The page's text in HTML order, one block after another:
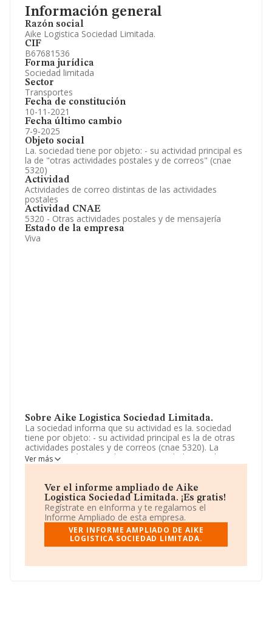
Información general
Razón social
Aike Logistica Sociedad Limitada.
CIF
B67681536
Forma jurídica
Sociedad limitada
Sector
Transportes
Fecha de constitución
10-11-2021
Fecha último cambio
7-9-2025
Objeto social
La. sociedad tiene por objeto: - su actividad principal es
la de "otras actividades postales y de correos" (cnae
5320)
Actividad
Actividades de correo distintas de las actividades
postales
Actividad CNAE
5320 - Otras actividades postales y de mensajería
Estado de la empresa
Viva
Sobre Aike Logistica Sociedad Limitada.
La sociedad informa que su actividad es la. sociedad
tiene por objeto: - su actividad principal es la de otras
actividades postales y de correos (cnae 5320). La
empresa está registrada como Sociedad Limitada. Su
actividad CNAE es 'Otras actividades postales y de
importación y/o exportación.
Ha tenido el mismo número de empleados y según los
datos a disposición de INFORMA, ha tenido un número
de empleados por debajo de la media de sector.
Respecto a la posición de la empresa según los niveles
facilita la siguiente información: en 2024 la empresa ha
Ver más
Ver el informe ampliado de Aike
Logistica Sociedad Limitada. ¡Es gratis!
Regístrate en eInforma y te regalamos el
Informe Ampliado de esta empresa.
VER INFORME AMPLIADO DE AIKE
LOGISTICA SOCIEDAD LIMITADA.
Información oficial y registral complementaria.